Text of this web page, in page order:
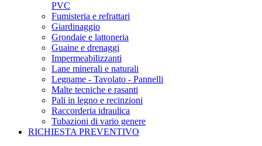
PVC
Fumisteria e refrattari
Giardinaggio
Grondaie e lattoneria
Guaine e drenaggi
Impermeabilizzanti
Lane minerali e naturali
Legname - Tavolato - Pannelli
Malte tecniche e rasanti
Pali in legno e recinzioni
Raccorderia idraulica
Tubazioni di vario genere
RICHIESTA PREVENTIVO